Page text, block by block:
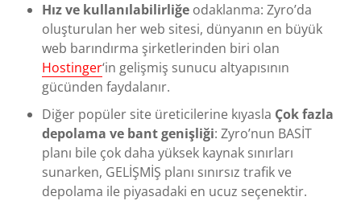
Hız ve kullanılabilirliğe odaklanma: Zyro’da
oluşturulan her web sitesi, dünyanın en büyük
web barındırma şirketlerinden biri olan
Hostinger‘in gelişmiş sunucu altyapısının
gücünden faydalanır.
Diğer popüler site üreticilerine kıyasla Çok fazla
depolama ve bant genişliği: Zyro’nun BASİT
planı bile çok daha yüksek kaynak sınırları
sunarken, GELİŞMİŞ planı sınırsız trafik ve
depolama ile piyasadaki en ucuz seçenektir.